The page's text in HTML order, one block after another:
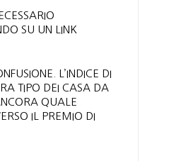
SU UN LINK
L’INDICE DI
TIPO DEI CASA DA
QUALE
IL PREMIO DI